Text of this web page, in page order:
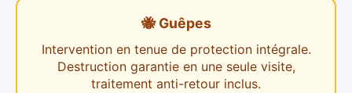
🐝 Guêpes
Intervention en tenue de protection intégrale.
Destruction garantie en une seule visite,
traitement anti-retour inclus.